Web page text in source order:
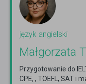
język angielski
Małgorzata
Przygotowanie do
CPE, , TOEFL, SAT i